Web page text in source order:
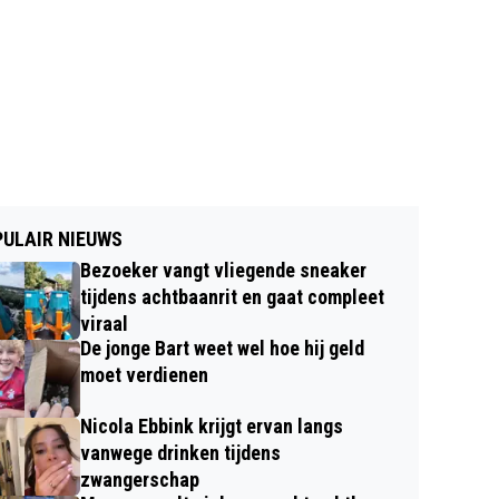
NIEUWS
Bezoeker vangt vliegende sneaker
tijdens achtbaanrit en gaat compleet
viraal
De jonge Bart weet wel hoe hij geld
moet verdienen
Nicola Ebbink krijgt ervan langs
vanwege drinken tijdens
zwangerschap